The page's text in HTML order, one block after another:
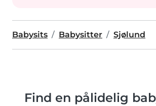
Babysits Babysitter Sjølund
Find en pålidelig